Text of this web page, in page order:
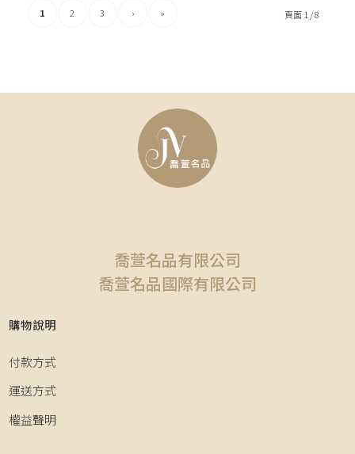
頁面 1 / 8
1 2 3 › »
喬萱名品有限公司
喬萱名品國際有限公司
購物說明
付款方式
運送方式
權益聲明